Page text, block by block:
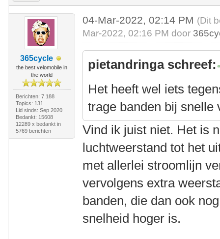
365cycle
the best velomobile in
the world
Berichten: 7.188
Topics: 131
Lid sinds: Sep 2020
Bedankt: 15608
12289 x bedankt in
5769 berichten
04-Mar-2022, 02:14 PM (Dit
Mar-2022, 02:16 PM door
pietandringa schreef:
Het heeft wel iets
trage banden bij
Vind ik juist niet. Het is
luchtweerstand tot het
met allerlei stroomlijn
vervolgens extra
banden, die dan ook
snelheid hoger is.